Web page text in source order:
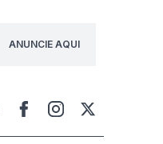
ANUNCIE AQUI